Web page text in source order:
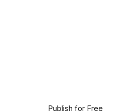
Publish for Free